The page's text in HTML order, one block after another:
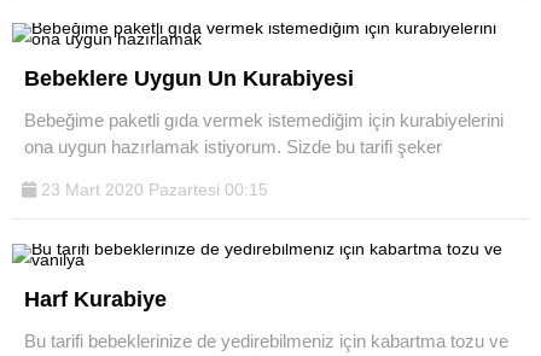
Bebeklere Uygun Un Kurabiyesi
Bebeğime paketli gıda vermek istemediğim için kurabiyelerini
ona uygun hazırlamak istiyorum. Sizde bu tarifi şeker
23 Mart 2020 Pazartesi 00:15
Harf Kurabiye
Bu tarifi bebeklerinize de yedirebilmeniz için kabartma tozu ve